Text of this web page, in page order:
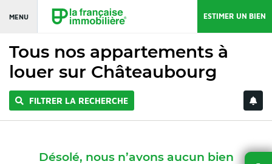
MENU ESTIMER UN BIEN
Tous nos appartements à
louer sur Châteaubourg
FILTRER LA RECHERCHE
Désolé, nous n’avons aucun bien